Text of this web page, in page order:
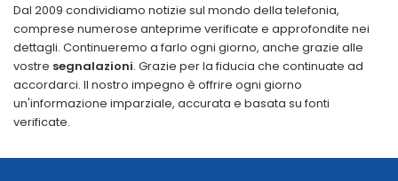
Dal 2009 condividiamo notizie sul mondo della telefonia,
comprese numerose anteprime verificate e approfondite nei
dettagli. Continueremo a farlo ogni giorno, anche grazie alle
vostre segnalazioni. Grazie per la fiducia che continuate ad
accordarci. Il nostro impegno è offrire ogni giorno
un'informazione imparziale, accurata e basata su fonti
verificate.